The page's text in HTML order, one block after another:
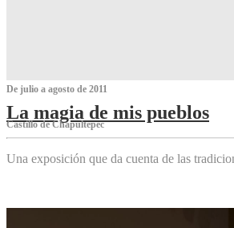
De julio a agosto de 2011
La magia de mis pueblos
Castillo de Chapultepec
Una exposición que da cuenta de las